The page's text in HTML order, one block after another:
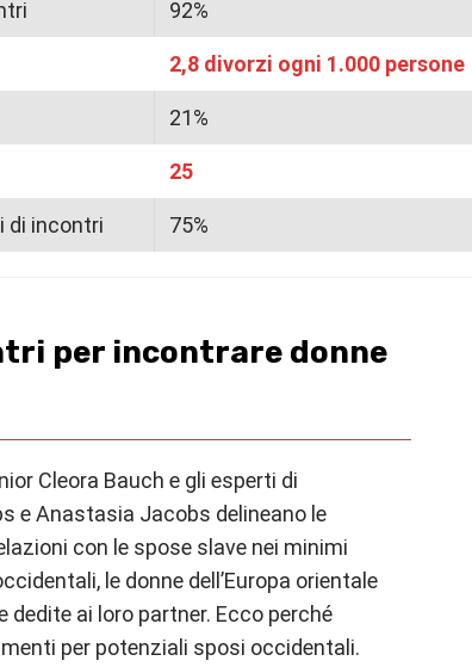
92%
2,8 divorzi ogni 1.000 persone
21%
25
di incontri 75%
per incontrare donne
Cleora Bauch e gli esperti di
e Anastasia Jacobs delineano le
con le spose slave nei minimi
le donne dell’Europa orientale
ai loro partner. Ecco perché
per potenziali sposi occidentali.